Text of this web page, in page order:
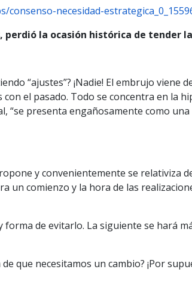
necesidad-
perdió la ocasión histórica de tender
“ajustes”? ¡Nadie! El embrujo
el pasado. Todo se concentra en la
“se presenta engañosamente como
y convenientemente se relativiza
un comienzo y la hora de las
de evitarlo. La siguiente se hará
que necesitamos un cambio? ¡Por